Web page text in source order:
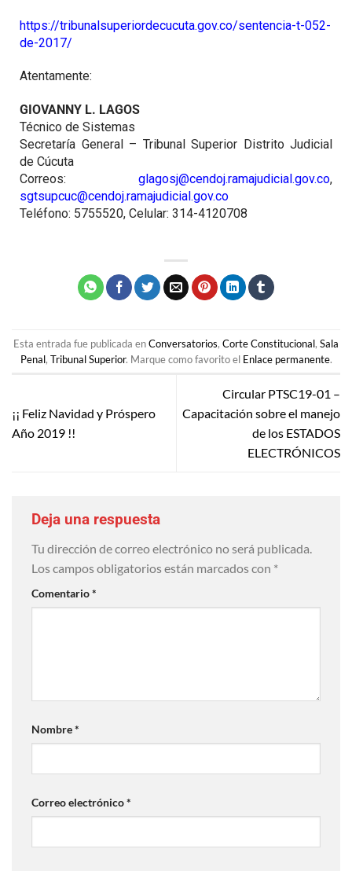
https://tribunalsuperiordecucuta.gov.co/sentencia-t-052-
de-2017/
Atentamente:
GIOVANNY L. LAGOS
Técnico de Sistemas
Secretaría General – Tribunal Superior Distrito Judicial
de Cúcuta
Correos: glagosj@cendoj.ramajudicial.gov.co,
sgtsupcuc@cendoj.ramajudicial.gov.co
Teléfono: 5755520, Celular: 314-4120708
Esta entrada fue publicada enConversatorios, Corte Constitucional, Sala
Penal, Tribunal Superior. Marque como favorito el Enlace permanente.
¡¡ Feliz Navidad y Próspero
Año 2019 !!
Circular PTSC19-01 –
Capacitación sobre el manejo
de los ESTADOS
ELECTRÓNICOS
Deja una respuesta
Tu dirección de correo electrónico no será publicada.
Los campos obligatorios están marcados con *
Comentario*
Nombre*
Correo electrónico*